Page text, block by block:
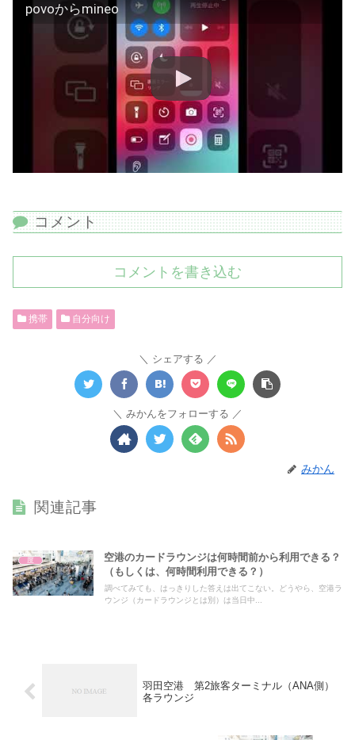
povoからmineo
コメント
コメントを書き込む
携帯 自分向け
シェアする
みかんをフォローする
みかん
関連記事
度
空港のカードラウンジは何時間前から利用できる？
（もしくは、何時間利用できる？）
調べてみても、はっきりした答えは出てこない。どうやら、空港ラ
ウンジ（カードラウンジとは別）は当日中...
羽田空港 第2旅客ターミナル（ANA側）
各ラウンジ